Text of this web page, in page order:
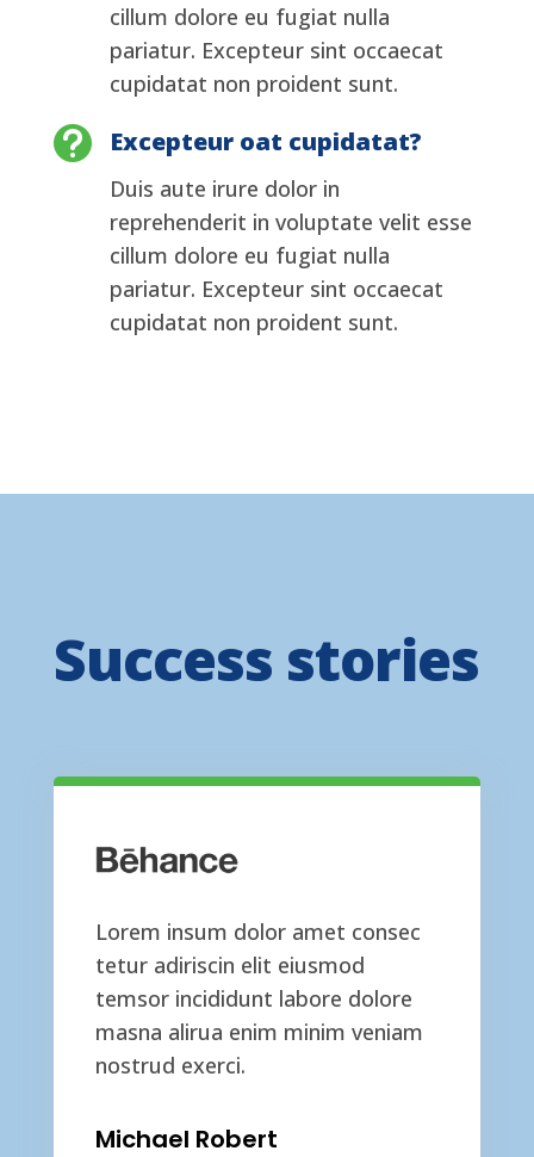
cillum dolore eu fugiat nulla
pariatur. Excepteur sint occaecat
cupidatat non proident sunt.
 Excepteur oat cupidatat?
Duis aute irure dolor in
reprehenderit in voluptate velit esse
cillum dolore eu fugiat nulla
pariatur. Excepteur sint occaecat
cupidatat non proident sunt.
Success stories
Lorem insum dolor amet consec
tetur adiriscin elit eiusmod
temsor incididunt labore dolore
masna alirua enim minim veniam
nostrud exerci.
Michael Robert